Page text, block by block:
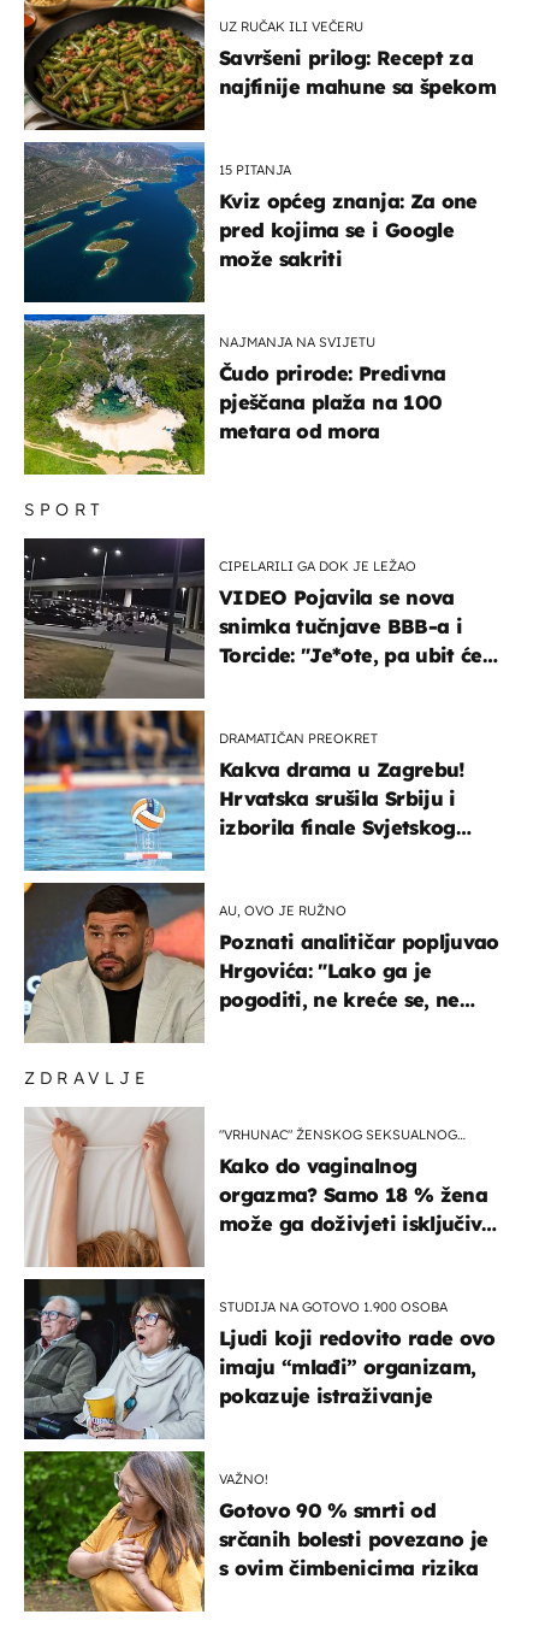
ZDRAVLJE
"VRHUNAC" ŽENSKOG SEKSUALNOG
Kako do vaginalnog
orgazma? Samo 18 % žena
može ga doživjeti isključivo
STUDIJA NA GOTOVO 1.900 OSOBA
Ljudi koji redovito rade ovo
imaju “mlađi” organizam,
pokazuje istraživanje
VAŽNO!
Gotovo 90 % smrti od
srčanih bolesti povezano je
s ovim čimbenicima rizika
SPORT
CIPELARILI GA DOK JE LEŽAO
VIDEO Pojavila se nova
snimka tučnjave BBB-a i
Torcide: "Je*ote, pa ubit će
DRAMATIČAN PREOKRET
Kakva drama u Zagrebu!
Hrvatska srušila Srbiju i
izborila finale Svjetskog
AU, OVO JE RUŽNO
Poznati analitičar popljuvao
Hrgovića: "Lako ga je
pogoditi, ne kreće se, ne
UZ RUČAK ILI VEČERU
Savršeni prilog: Recept za
najfinije mahune sa špekom
15 PITANJA
Kviz općeg znanja: Za one
pred kojima se i Google
može sakriti
NAJMANJA NA SVIJETU
Čudo prirode: Predivna
pješčana plaža na 100
metara od mora